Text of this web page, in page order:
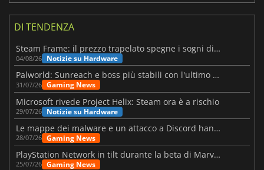
DI TENDENZA
Steam Frame: il prezzo trapelato spegne i sogni di un VR economico
04/08/26 Notizie su Hardware
Palworld: Sunreach e boss più stabili con l'ultimo update
31/07/26 Gaming News
Microsoft rivede Project Helix: Steam ora è a rischio
29/07/26 Notizie su Hardware
Le mappe dei malware e un attacco a Discord hanno colpito Meccha Chameleon
28/07/26 Gaming News
PlayStation Network in tilt durante la beta di Marvel Tōkon
25/07/26 Gaming News